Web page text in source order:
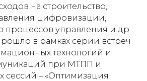
на строительство,
цифровизации,
процессов управления и др.
в рамках серии встреч
технологий и
при МТПП и
сессий – «Оптимизация